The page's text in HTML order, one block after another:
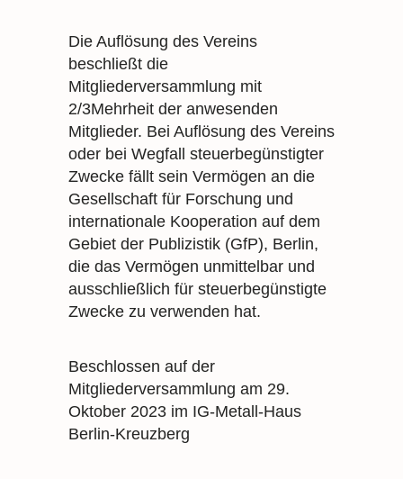
Die Auflösung des Vereins
beschließt die
Mitgliederversammlung mit
2/3Mehrheit der anwesenden
Mitglieder. Bei Auflösung des Vereins
oder bei Wegfall steuerbegünstigter
Zwecke fällt sein Vermögen an die
Gesellschaft für Forschung und
internationale Kooperation auf dem
Gebiet der Publizistik (GfP), Berlin,
die das Vermögen unmittelbar und
ausschließlich für steuerbegünstigte
Zwecke zu verwenden hat.
Beschlossen auf der
Mitgliederversammlung am 29.
Oktober 2023 im IG-Metall-Haus
Berlin-Kreuzberg